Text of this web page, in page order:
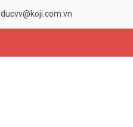
ducvv@koji.com.vn